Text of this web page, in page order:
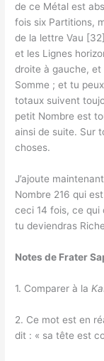
de ce Métal est
fois six Partitions,
de la lettre Vau
et les Lignes
droite à gauche, et
Somme ; et tu
totaux suivent
petit Nombre est
ainsi de suite. Sur
choses.
J’ajoute
Nombre 216 qui
ceci 14 fois, ce qui
tu deviendras
Notes de Frater
1. Comparer à la
2. Ce mot est en
dit : « sa tête est